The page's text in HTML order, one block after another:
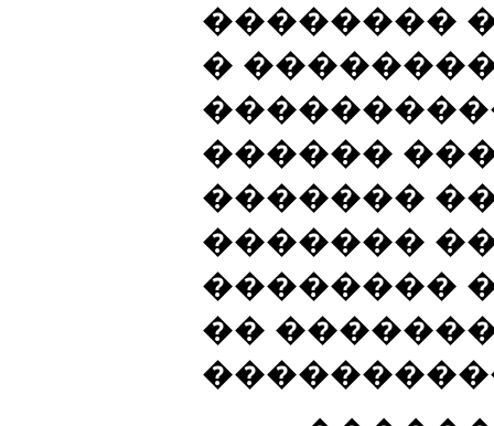
��������
�
������
�������
�������
��������
��